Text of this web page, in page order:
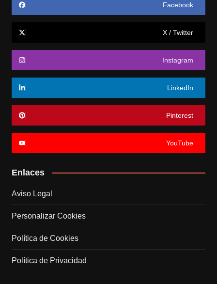
Facebook
X / Twitter
Instagram
LinkedIn
Pinterest
YouTube
Enlaces
Aviso Legal
Personalizar Cookies
Política de Cookies
Política de Privacidad